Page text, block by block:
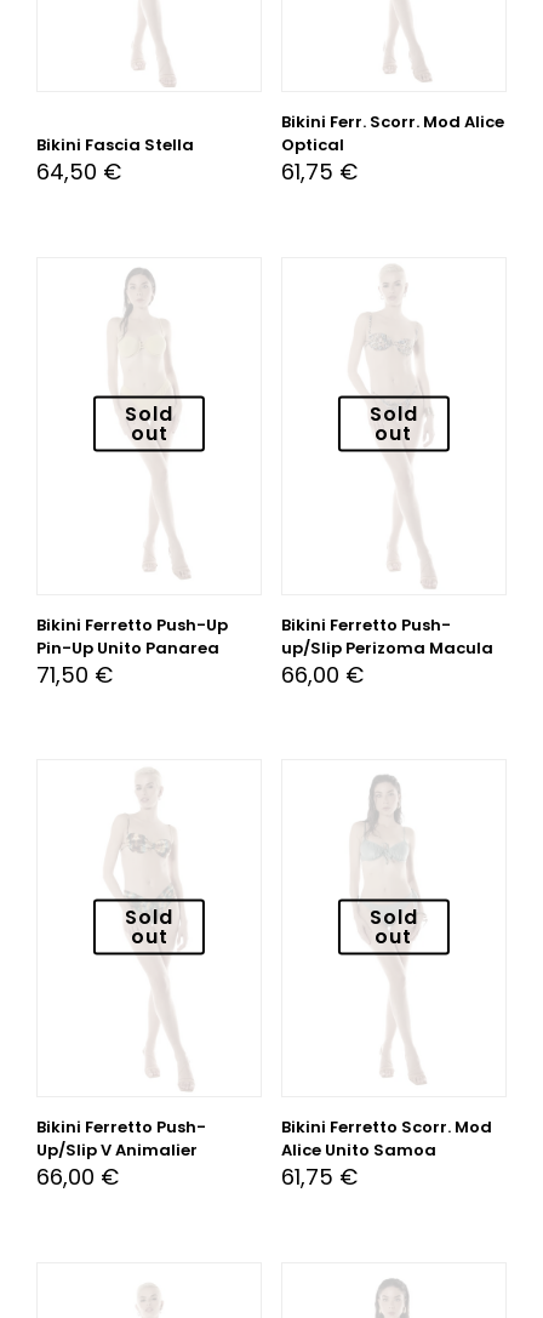
Bikini Fascia Stella
64,50 €
Bikini Ferr. Scorr. Mod Alice
Optical
61,75 €
Sold
out
Bikini Ferretto Push-Up
Pin-Up Unito Panarea
71,50 €
Sold
out
Bikini Ferretto Push-
up/Slip Perizoma Macula
66,00 €
Sold
out
Bikini Ferretto Push-
Up/Slip V Animalier
66,00 €
Sold
out
Bikini Ferretto Scorr. Mod
Alice Unito Samoa
61,75 €